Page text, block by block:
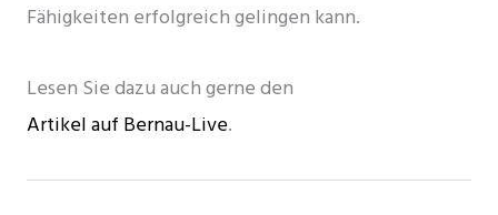
Fähigkeiten erfolgreich gelingen kann.
Lesen Sie dazu auch gerne den
Artikel auf Bernau-Live.